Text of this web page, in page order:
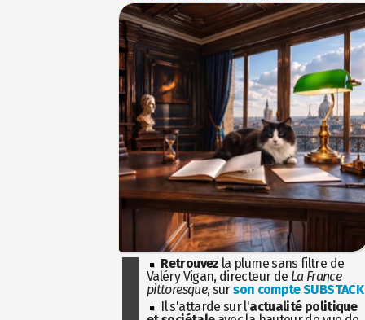
Retrouvez la plume sans filtre de
Valéry Vigan, directeur de La France
pittoresque, surson compte SUBSTACK
Il s'attarde sur l'actualité politique